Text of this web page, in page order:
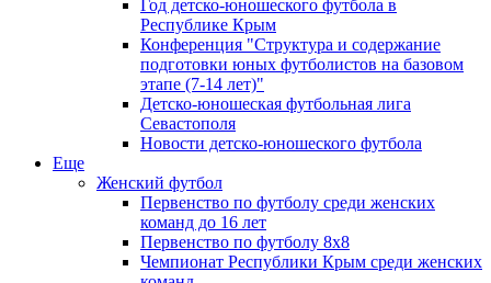
Год детско-юношеского футбола в
Республике Крым
Конференция "Структура и содержание
подготовки юных футболистов на базовом
этапе (7-14 лет)"
Детско-юношеская футбольная лига
Севастополя
Новости детско-юношеского футбола
Еще
Женский футбол
Первенство по футболу среди женских
команд до 16 лет
Первенство по футболу 8х8
Чемпионат Республики Крым среди женских